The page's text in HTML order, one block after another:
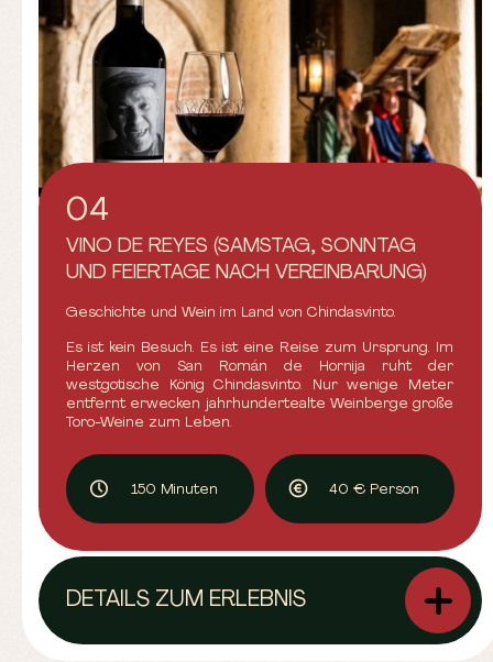
04
VINO DE REYES (SAMSTAG, SONNTAG
UND FEIERTAGE NACH VEREINBARUNG)
Geschichte und Wein im Land von Chindasvinto.
Es ist kein Besuch. Es ist eine Reise zum Ursprung. Im
Herzen von San Román de Hornija ruht der
westgotische König Chindasvinto. Nur wenige Meter
entfernt erwecken jahrhundertealte Weinberge große
Toro-Weine zum Leben.
150 Minuten 40 € Person
DETAILS ZUM ERLEBNIS